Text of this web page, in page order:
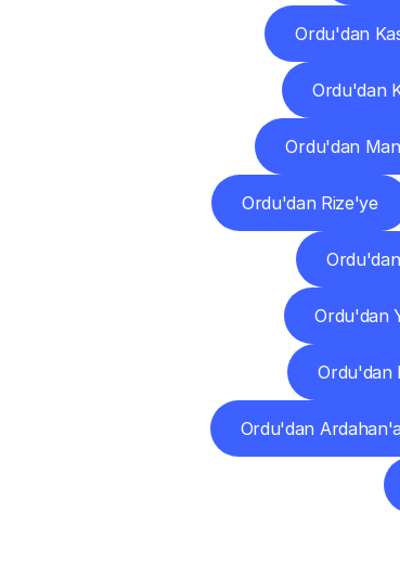
Ordu'dan
Ordu'dan
Ordu'dan
Ordu'dan Rize'ye
Ordu'dan
Ordu'dan
Ordu'dan Ardahan'a